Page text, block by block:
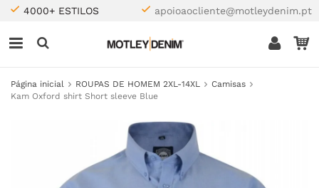
4000+ ESTILOS apoioaocliente@motleydenim.pt
Página inicial ROUPAS DE HOMEM 2XL-14XL
Camisas
Kam Oxford shirt Short sleeve Blue